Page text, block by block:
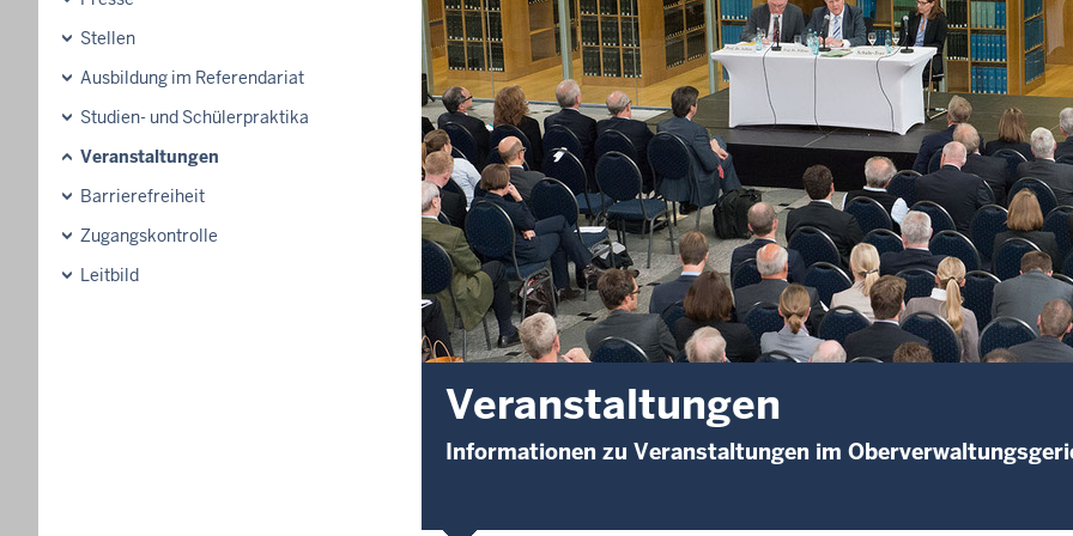
Stellen
Ausbildung im Referendariat
Studien- und Schülerpraktika
Veranstaltungen
Barrierefreiheit
Zugangskontrolle
Leitbild
Veranstaltungen
Informationen zu Veranstaltungen im